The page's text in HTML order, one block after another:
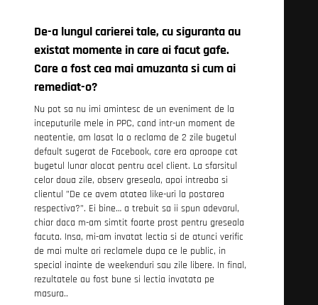
De-a lungul carierei tale, cu siguranta au
existat momente in care ai facut gafe.
Care a fost cea mai amuzanta si cum ai
remediat-o?
Nu pot sa nu imi amintesc de un eveniment de la
inceputurile mele in PPC, cand intr-un moment de
neatentie, am lasat la o reclama de 2 zile bugetul
default sugerat de Facebook, care era aproape cat
bugetul lunar alocat pentru acel client. La sfarsitul
celor doua zile, observ greseala, apoi intreaba si
clientul ”De ce avem atatea like-uri la postarea
respectiva?”. Ei bine… a trebuit sa ii spun adevarul,
chiar daca m-am simtit foarte prost pentru greseala
facuta. Insa, mi-am invatat lectia si de atunci verific
de mai multe ori reclamele dupa ce le public, in
special inainte de weekenduri sau zile libere. In final,
rezultatele au fost bune si lectia invatata pe
masura..